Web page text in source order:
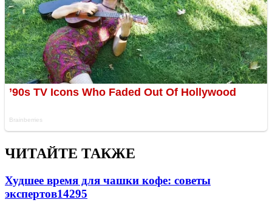
ЧИТАЙТЕ ТАКЖЕ
Худшее время для чашки кофе: советы
экспертов14295